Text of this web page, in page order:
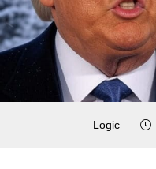
Logic